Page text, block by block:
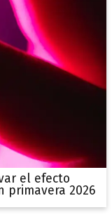
el efecto
primavera 2026